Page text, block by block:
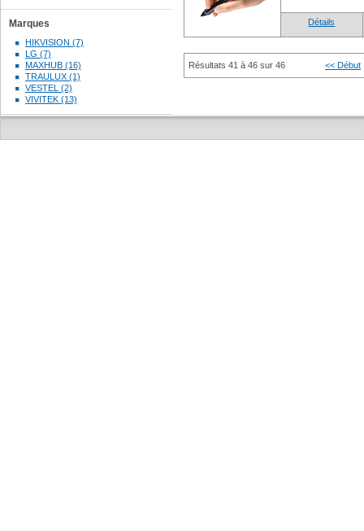
Marques
HIKVISION (7)
LG (7)
MAXHUB (16)
TRAULUX (1)
VESTEL (2)
VIVITEK (13)
Détails
Résultats 41 à 46 sur 46 << Début